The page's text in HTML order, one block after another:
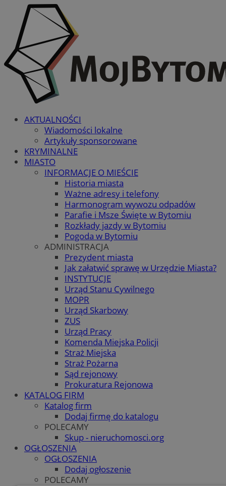
AKTUALNOŚCI
Wiadomości lokalne
Artykuły sponsorowane
KRYMINALNE
MIASTO
INFORMACJE O MIEŚCIE
Historia miasta
Ważne adresy i telefony
Harmonogram wywozu odpadów
Parafie i Msze Święte w Bytomiu
Rozkłady jazdy w Bytomiu
Pogoda w Bytomiu
ADMINISTRACJA
Prezydent miasta
Jak załatwić sprawę w Urzędzie Miasta?
INSTYTUCJE
Urząd Stanu Cywilnego
MOPR
Urząd Skarbowy
ZUS
Urząd Pracy
Komenda Miejska Policji
Straż Miejska
Straż Pożarna
Sąd rejonowy
Prokuratura Rejonowa
KATALOG FIRM
Katalog firm
Dodaj firmę do katalogu
POLECAMY
Skup - nieruchomosci.org
OGŁOSZENIA
OGŁOSZENIA
Dodaj ogłoszenie
POLECAMY